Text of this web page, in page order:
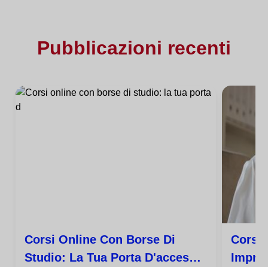
Pubblicazioni recenti
Corsi Online Con Borse Di
Studio: La Tua Porta D'accesso
Corsi